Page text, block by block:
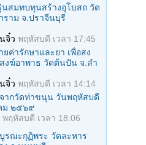
นสมทบทุนสร้างอุโบสถ วัด
ราม จ.ปราจีนบุรี
จิ๋ว พฤหัสบดี เวลา 17:45
ค่ารักษาและยา เพื่อสง
งฆ์อาพาธ วัดต้นปัน จ.ลํา
จิ๋ว พฤหัสบดี เวลา 14:14
จากวัดท่าขนุน วันพฤหัสบดี
ม ๒๕๖๙
พฤหัสบดี เวลา 18:06
รณะกุฏิพระ วัดละหาร